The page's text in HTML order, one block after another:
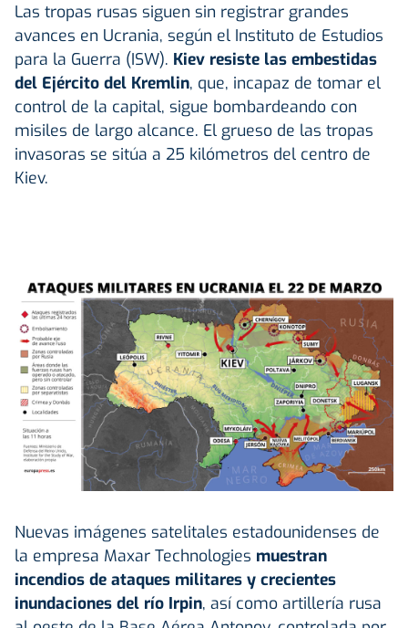
Las tropas rusas siguen sin registrar grandes
avances en Ucrania, según el Instituto de Estudios
para la Guerra (ISW). Kiev resiste las embestidas
del Ejército del Kremlin, que, incapaz de tomar el
control de la capital, sigue bombardeando con
misiles de largo alcance. El grueso de las tropas
invasoras se sitúa a 25 kilómetros del centro de
Kiev.
Nuevas imágenes satelitales estadounidenses de
la empresa Maxar Technologies muestran
incendios de ataques militares y crecientes
inundaciones del río Irpin, así como artillería rusa